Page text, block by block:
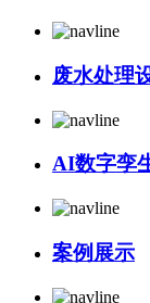
废水处理
AI数字孪
案例展示